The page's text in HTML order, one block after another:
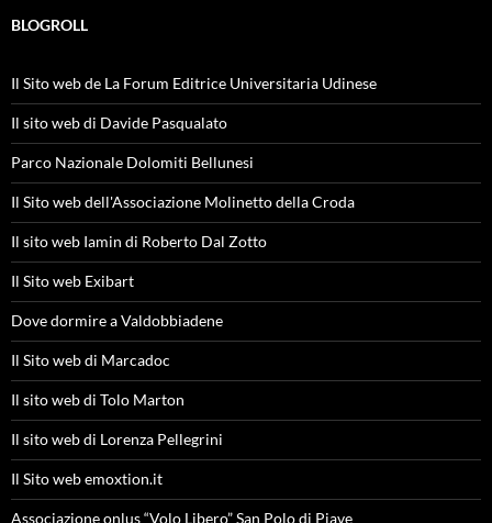
BLOGROLL
Il Sito web de La Forum Editrice Universitaria Udinese
Il sito web di Davide Pasqualato
Parco Nazionale Dolomiti Bellunesi
Il Sito web dell'Associazione Molinetto della Croda
Il sito web Iamin di Roberto Dal Zotto
Il Sito web Exibart
Dove dormire a Valdobbiadene
Il Sito web di Marcadoc
Il sito web di Tolo Marton
Il sito web di Lorenza Pellegrini
Il Sito web emoxtion.it
Associazione onlus “Volo Libero” San Polo di Piave